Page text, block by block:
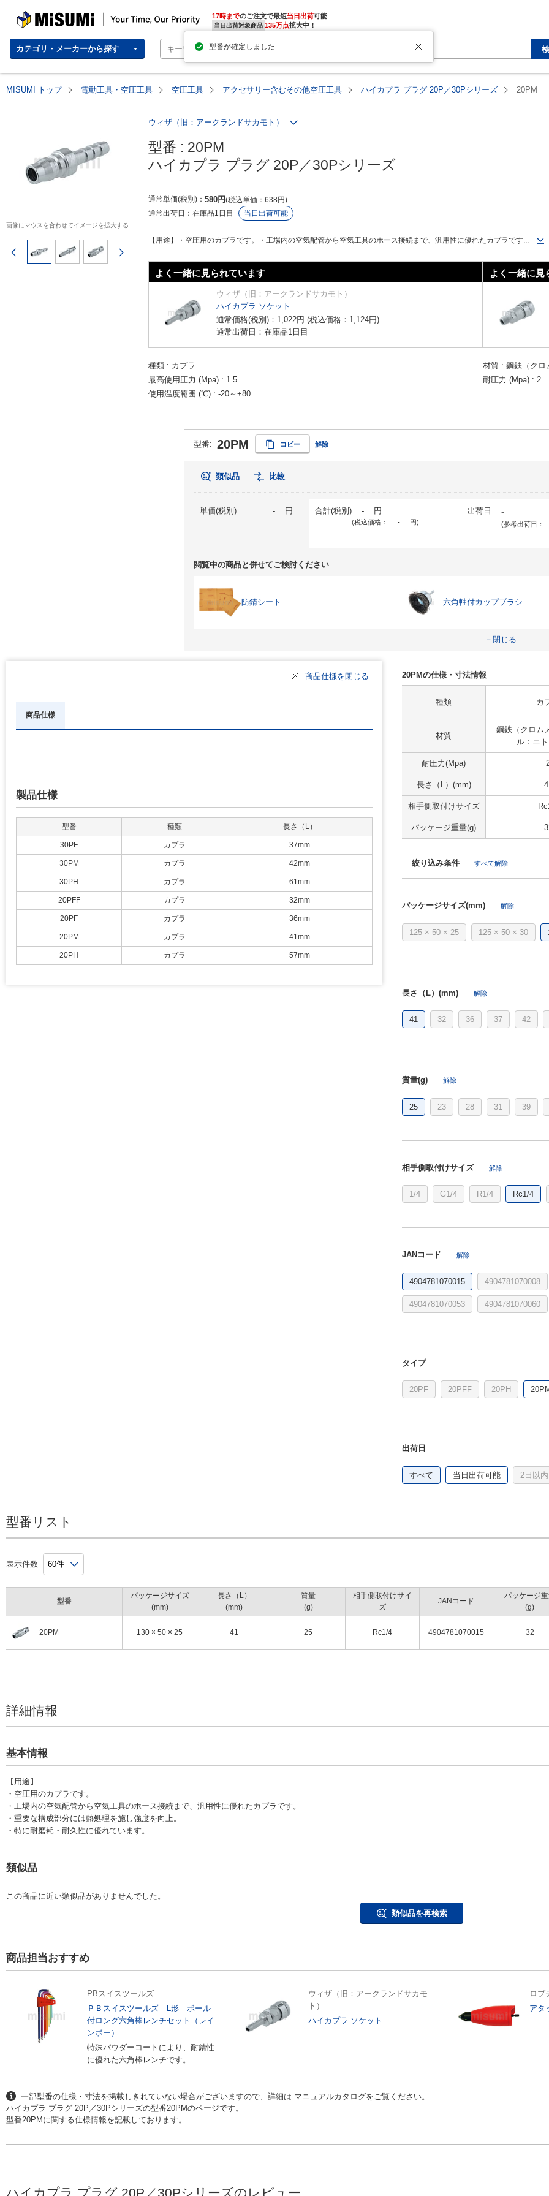
MISUMI | Your Time, Our Priority 17時までのご注文で最短当日出荷
当日出荷対象商品 135万点拡大中！
カテゴリ・メーカーから探す
MISUMI トップ 電動工具・空圧工具 空圧工具 アクセサリー含むその他空圧工具 ハイカプラ プラグ 20P／30Pシリーズ 20PM
画像にマウスを合わせてイメージを拡大する
前のページ
ウィザ（旧：アークランドサカモト）
型番 : 20PM
ハイカプラ プラグ 20P／30Pシリーズ
通常単価(税別) 580円 税込単価 638円
通常出荷日： 在庫品1日目 当日出荷可能
【用途】・空圧用のカプラです。・工場内の空気配管から空気工具のホース接続まで、汎用性に優れたカプラです...
よく一緒に見られています
ウィザ（旧：アークランドサカモト）
ハイカプラ ソケット
通常価格(税別)： 1,022円 (税込価格： 1,124円)
通常出荷日：在庫品1日目
よく一緒に見
種類 カプラ 材質
鋼鉄（クロ
最高使用圧力 (Mpa)
1.5 耐圧力 (Mpa)
2
使用温度範囲 (℃)
-20～+80
型番: 20PM コピー 解除
類似品 比較
単価(税別) - 円 合計(税別) - 円
(税込価格： - 円)
出荷日 -
(参考出荷日：
閲覧中の商品と併せてご検討ください
防錆シート 六角軸付カップブラシ
－閉じる
商品仕様を閉じる
商品仕様
製品仕様
型番 種類 長さ（L）
30PF カプラ 37mm
30PM カプラ 42mm
30PH カプラ 61mm
20PFF カプラ 32mm
20PF カプラ 36mm
20PM カプラ 41mm
20PH カプラ 57mm
20PMの仕様・寸法情報
種類 カ
材質
鋼鉄（クロム
ル：ニ
耐圧力(Mpa)
長さ（L）(mm)
相手側取付けサイズ
パッケージ重量(g)
絞り込み条件 すべて解除
パッケージサイズ(mm) 解除
125 × 50 × 25 125 × 50 × 30
長さ（L）(mm) 解除
41 32 36 37 42
質量(g) 解除
25 23 28 31 39
相手側取付けサイズ 解除
1/4 G1/4 R1/4 Rc1/4
JANコード 解除
4904781070015 4904781070008
4904781070053 4904781070060
タイプ
20PF 20PFF 20PH
出荷日
すべて 当日出荷可能 2日以内
型番リスト
表示件数
型番
20PM
パッケージサイズ
(mm)
長さ（L）
(mm)
質量
(g)
相手側取付けサイ
ズ
JANコード
パッケージ
(g)
130 × 50 × 25 41 25 Rc1/4 4904781070015 32
詳細情報
基本情報
【用途】
・空圧用のカプラです。
・工場内の空気配管から空気工具のホース接続まで、汎用性に優れたカプラです。
・重要な構成部分には熱処理を施し強度を向上。
・特に耐磨耗・耐久性に優れています。
類似品
この商品に近い類似品がありませんでした。
類似品を再検索
商品担当おすすめ
PBスイスツールズ
ＰＢスイスツールズ L形 ボール
付ロング六角棒レンチセット（レイ
ンボー）
特殊パウダーコートにより、耐錆性
に優れた六角棒レンチです。
ウィザ（旧：アークランドサカモ
ト）
ハイカプラ ソケット
ロブ
アタ
一部型番の仕様・寸法を掲載しきれていない場合がございますので、詳細は マニュアルカタログをご覧ください。
ハイカプラ プラグ 20P／30Pシリーズの型番20PMのページです。
型番20PMに関する仕様情報を記載しております。
ハイカプラ プラグ 20P／30Pシリーズのレビュー